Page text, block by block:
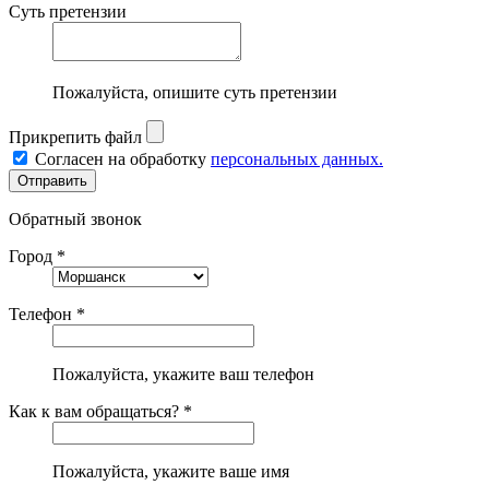
Суть претензии
Пожалуйста, опишите суть претензии
Прикрепить файл
Согласен на обработку персональных данных.
Обратный звонок
Город *
Телефон *
Пожалуйста, укажите ваш телефон
Как к вам обращаться? *
Пожалуйста, укажите ваше имя